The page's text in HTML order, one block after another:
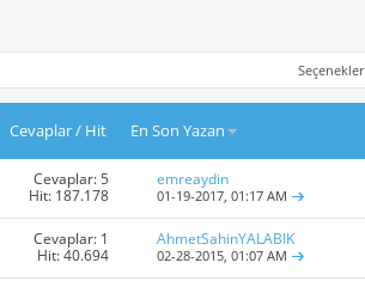
Seçenekler
Cevaplar/ Hit En Son Yazan
Cevaplar: 5
Hit: 187.178
emreaydin
01-19-2017,01:17 AM
Cevaplar: 1
Hit: 40.694
AhmetSahinYALABIK
02-28-2015,01:07 AM